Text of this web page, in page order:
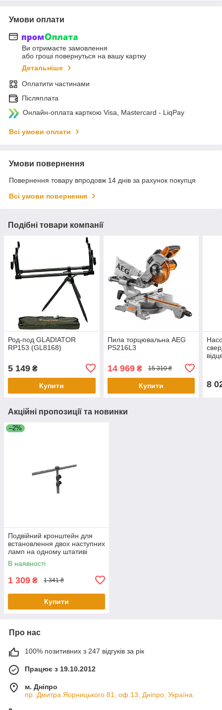
Умови оплати
Ви отримаєте замовлення
або гроші повернуться на вашу картку
Детальніше
Оплатити частинами
Післяплата
Онлайн-оплата карткою Visa, Mastercard - LiqPay
Всі умови оплати
Умови повернення
Повернення товару впродовж 14 днів за рахунок покупця
Всі умови повернення
Подібні товари компанії
Род-под GLADIATOR
RP153 (GL8168)
5 149 ₴
Купити
Пила торцювальна AEG
PS216L3
14 969₴ 15 310 ₴
Купити 8
Акційні пропозиції та новинки
–2%
Подвійний кронштейн для
встановлення двох наступних
ламп на одному штативі
SCANGRIP
В наявності
1 309 ₴ 1 341 ₴
Купити
Про нас
100% позитивних з 247 відгуків за рік
Працює з 19.10.2012
м. Дніпро
пр. Дмитра Яорницького 81, оф.13, Дніпро, Україна